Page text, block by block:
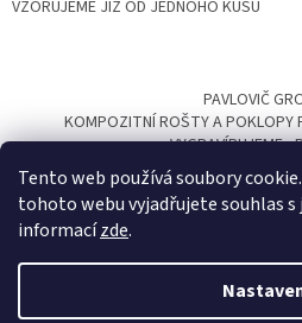
Tento web používá soubory
tohoto webu vyjadřujete souhlas s
informacízde.
VZORUJEME JIŽ OD JEDNOHO KUSU
PAVLOVIČ
KOMPOZITNÍ ROŠTY A POKLOPY
VYGRAVÍRUJEME
Vytvořil